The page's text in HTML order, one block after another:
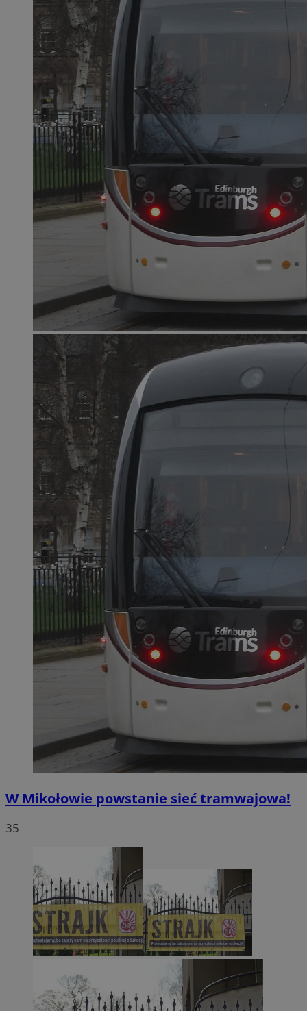
W Mikołowie powstanie sieć tramwajowa!
35